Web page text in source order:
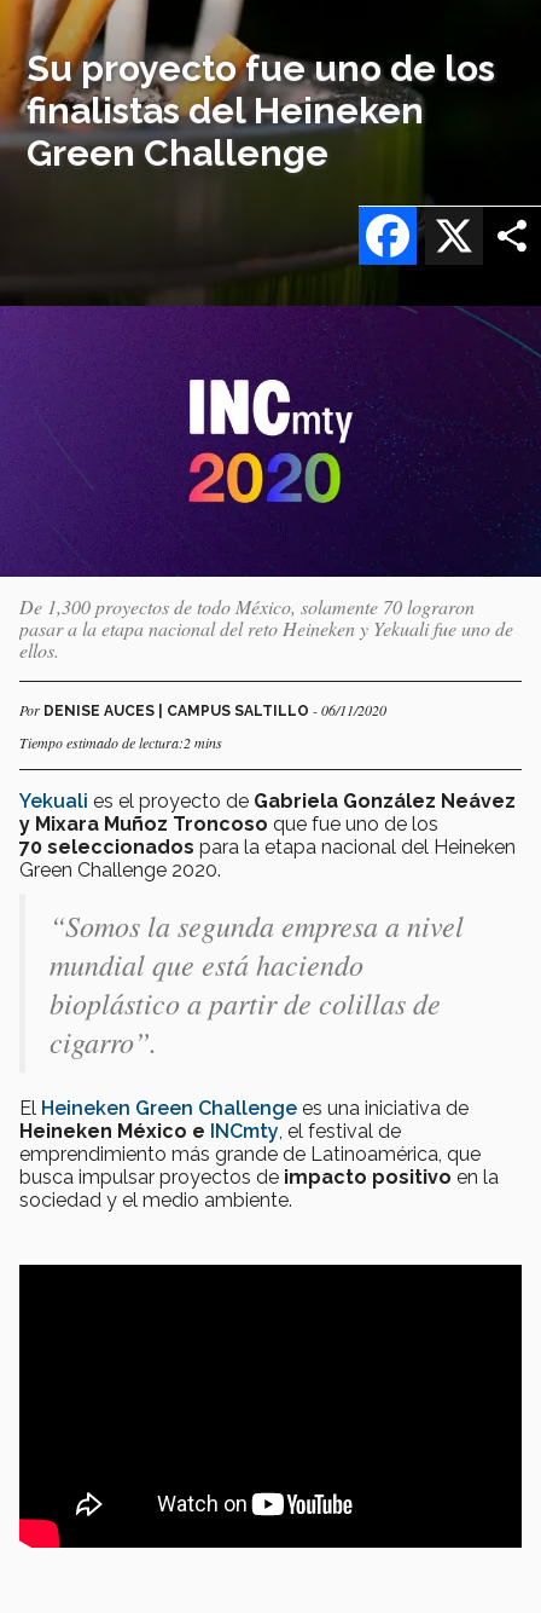
Su proyecto fue uno de los
finalistas del Heineken
Green Challenge
X
Facebook
De 1,300 proyectos de todo México, solamente 70 lograron
pasar a la etapa nacional del reto Heineken y Yekuali fue uno de
ellos.
Por DENISE AUCES | CAMPUS SALTILLO - 06/11/2020
Tiempo estimado de lectura:2 mins
Yekuali es el proyecto de Gabriela González Neávez
y Mixara Muñoz Troncoso que fue uno de los
70 seleccionados para la etapa nacional del Heineken
Green Challenge 2020.
“Somos la segunda empresa a nivel
mundial que está haciendo
bioplástico a partir de colillas de
cigarro”.
El Heineken Green Challenge es una iniciativa de
Heineken México e INCmty , el festival de
emprendimiento más grande de Latinoamérica, que
busca impulsar proyectos de impacto positivo en la
sociedad y el medio ambiente.